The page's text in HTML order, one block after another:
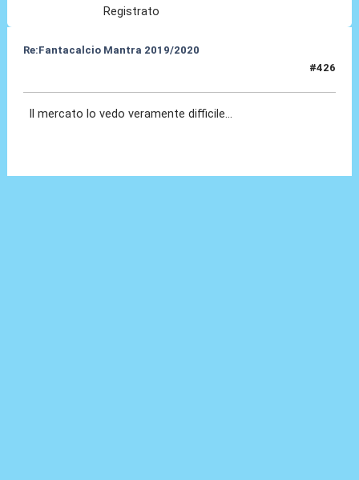
Registrato
Re:Fantacalcio Mantra 2019/2020
#426
Il mercato lo vedo veramente difficile...